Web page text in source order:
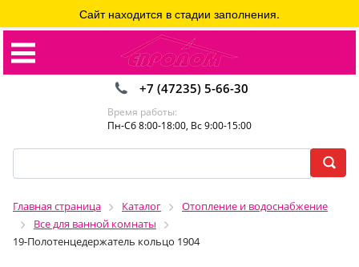
+7 (47235) 5-66-30
Время работы:
Пн-Сб 8:00-18:00, Вс 9:00-15:00
Главная страница Каталог
Отопление и водоснабжение
Все для ванной комнаты
19-Полотенцедержатель кольцо 1904
Сайт находится в стадии заполнения.